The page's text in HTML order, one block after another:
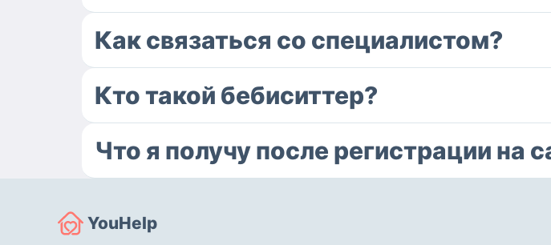
Как связаться со специалистом?
Кто такой бебиситтер?
Что я получу после регистрации на
YouHelp